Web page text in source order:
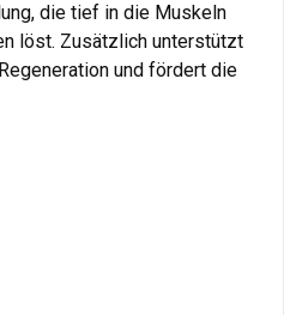
die tief in die Muskeln
löst. Zusätzlich unterstützt
und fördert die
die tief in die Muskeln
löst. Zusätzlich unterstützt
und fördert die